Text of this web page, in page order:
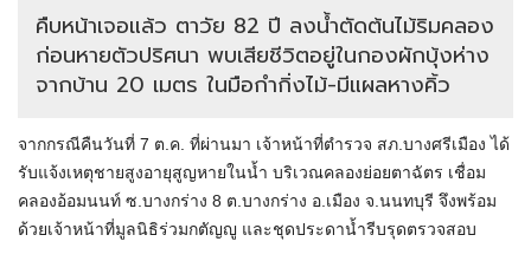
คืบหน้าเจอแล้ว ตาวัย 82 ปี ลงน้ำตัดต้นไม้ริมคลอง
ก่อนหายตัวปริศนา พบเสียชีวิตอยู่ในกองผักบุ้งห่าง
จากบ้าน 20 เมตร ในมือกำกิ่งไม้-มีแผลหางคิ้ว
จากกรณีคืนวันที่ 7 ต.ค. ที่ผ่านมา เจ้าหน้าที่ตำรวจ สภ.บางศรีเมือง ได้
รับแจ้งเหตุชายสูงอายุสูญหายในน้ำ บริเวณคลองย่อยตาฉัตร เชื่อม
คลองอ้อมนนท์ ซ.บางกร่าง 8 ต.บางกร่าง อ.เมือง จ.นนทบุรี จึงพร้อม
ด้วยเจ้าหน้าที่มูลนิธิร่วมกตัญญู และชุดประดาน้ำรีบรุดตรวจสอบ